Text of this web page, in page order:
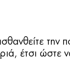
την
έτσι ώστε